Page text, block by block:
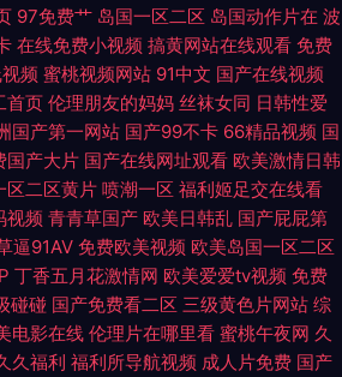
97免费艹 岛国一区二区 岛国动作片在 波
在线免费小视频 搞黄网站在线观看 免费
频 蜜桃视频网站 91中文 国产在线视频
首页 伦理朋友的妈妈 丝袜女同 日韩性爱
国产第一网站 国产99不卡 66精品视频 国
国产大片 国产在线网址观看 欧美激情日韩
区二区黄片 喷潮一区 福利姬足交在线看
视频 青青草国产 欧美日韩乱 国产屁屁第
逼91AV 免费欧美视频 欧美岛国一区二区
丁香五月花激情网 欧美爱爱tv视频 免费
碰碰 国产免费看二区 三级黄色片网站 综
电影在线 伦理片在哪里看 蜜桃午夜网 久
久福利 福利所导航视频 成人片免费 国产